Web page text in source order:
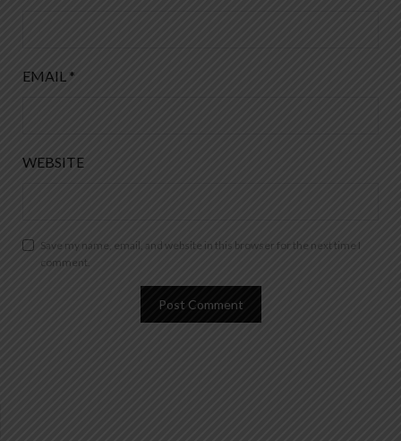
EMAIL *
WEBSITE
Save my name, email, and website in this browser for the next time I
comment.